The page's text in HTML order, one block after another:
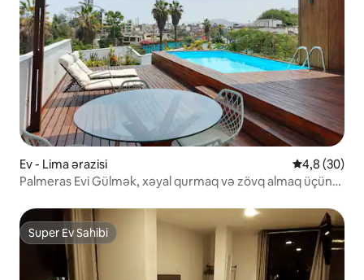
Ev - Lima ərazisi Ortalama
4,8 (30)
Palmeras Evi Gülmək, xəyal qurmaq və zövq almaq üçün
Super Ev Sahibi
Super Ev Sahibi